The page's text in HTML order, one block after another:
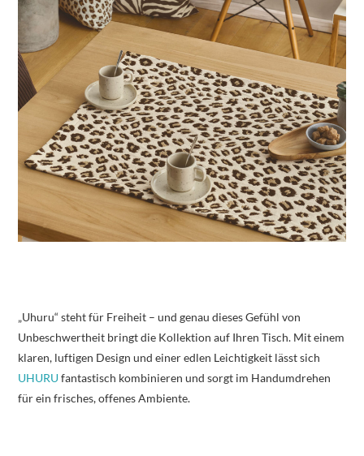
„Uhuru“ steht für Freiheit – und genau dieses Gefühl von
Unbeschwertheit bringt die Kollektion auf Ihren Tisch. Mit einem
klaren, luftigen Design und einer edlen Leichtigkeit lässt sich
UHURUfantastisch kombinieren und sorgt im Handumdrehen
für ein frisches, offenes Ambiente.